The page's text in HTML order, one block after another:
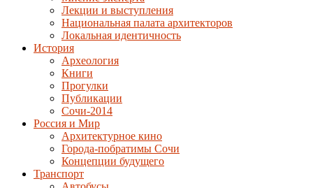
Лекции и выступления
Национальная палата архитекторов
Локальная идентичность
История
Археология
Книги
Прогулки
Публикации
Сочи-2014
Россия и Мир
Архитектурное кино
Города-побратимы Сочи
Концепции будущего
Транспорт